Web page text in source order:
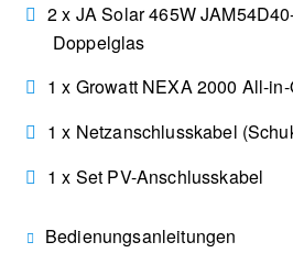
2 x JA Solar 465W
Doppelglas
1 x Growatt NEXA 2000 All-
1 x Netzanschlusskabel
1 x Set PV-Anschlusskabel
Bedienungsanleitungen